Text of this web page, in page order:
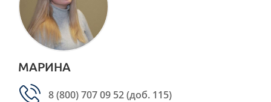
МАРИНА
8 (800) 707 09 52(доб. 115)